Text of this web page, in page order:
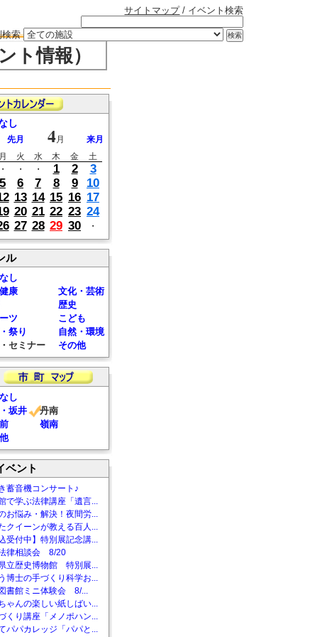
サイトマップ/ イベント検索
検索
ト情報）
し
先月 4月
来月
月 火 水 木 金
土
・ ・ ・ 1 2 3
5 6 7 8 9
10
13 14 15 16 17
20 21 22 23 24
27 28 29 30 ・
ル
し
康
文化・芸術
歴史
ツ
こども
祭り
自然・環境
セミナー
その他
し
坂井
丹南
嶺南
ベント
蓄音機コンサート♪
で学ぶ法律講座「遺言...
お悩み・解決！夜間労...
クイーンが教える百人...
込受付中】特別展記念講...
律相談会 8/20
立歴史博物館 特別展...
博士の手づくり科学お...
書館ミニ体験会 8/...
ゃんの楽しい紙しばい...
くり講座「メノポハン...
パパカレッジ「パパと...